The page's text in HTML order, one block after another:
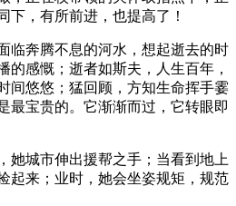
下，有所前进，也提高了！
奔腾不息的河水，想起逝去的时
的感慨；逝者如斯夫，人生百年，
间悠悠；猛回顾，方知生命挥手霎
最宝贵的。它渐渐而过，它转眼即
城市伸出援帮之手；当看到地上
起来；业时，她会坐姿规矩，规范